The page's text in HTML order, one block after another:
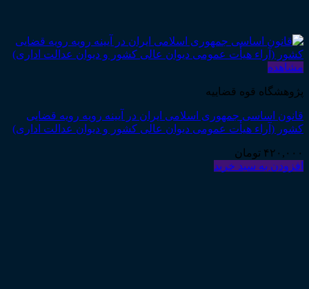
مشاهده
پژوهشگاه قوه قضاییه
قانون اساسی جمهوری اسلامی ایران در آیینه رویه رویه قضایی
کشور (آراء هیأت عمومی دیوان عالی کشور و دیوان عدالت اداری)
۴۲۰,۰۰۰ تومان
افزودن به سبد خرید